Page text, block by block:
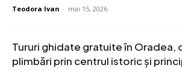
Teodora Ivan - mai 15, 2026
Tururi ghidate gratuite în Oradea,
plimbări prin centrul istoric și